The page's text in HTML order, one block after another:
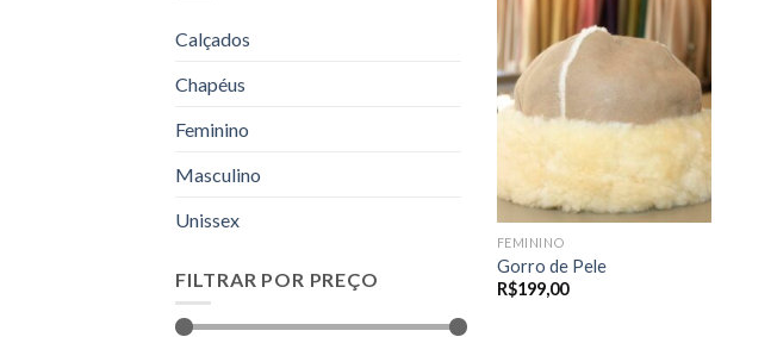
Calçados
Chapéus
Feminino
Masculino
Unissex
FILTRAR POR PREÇO
FEMININO
Gorro de Pele
R$199,00